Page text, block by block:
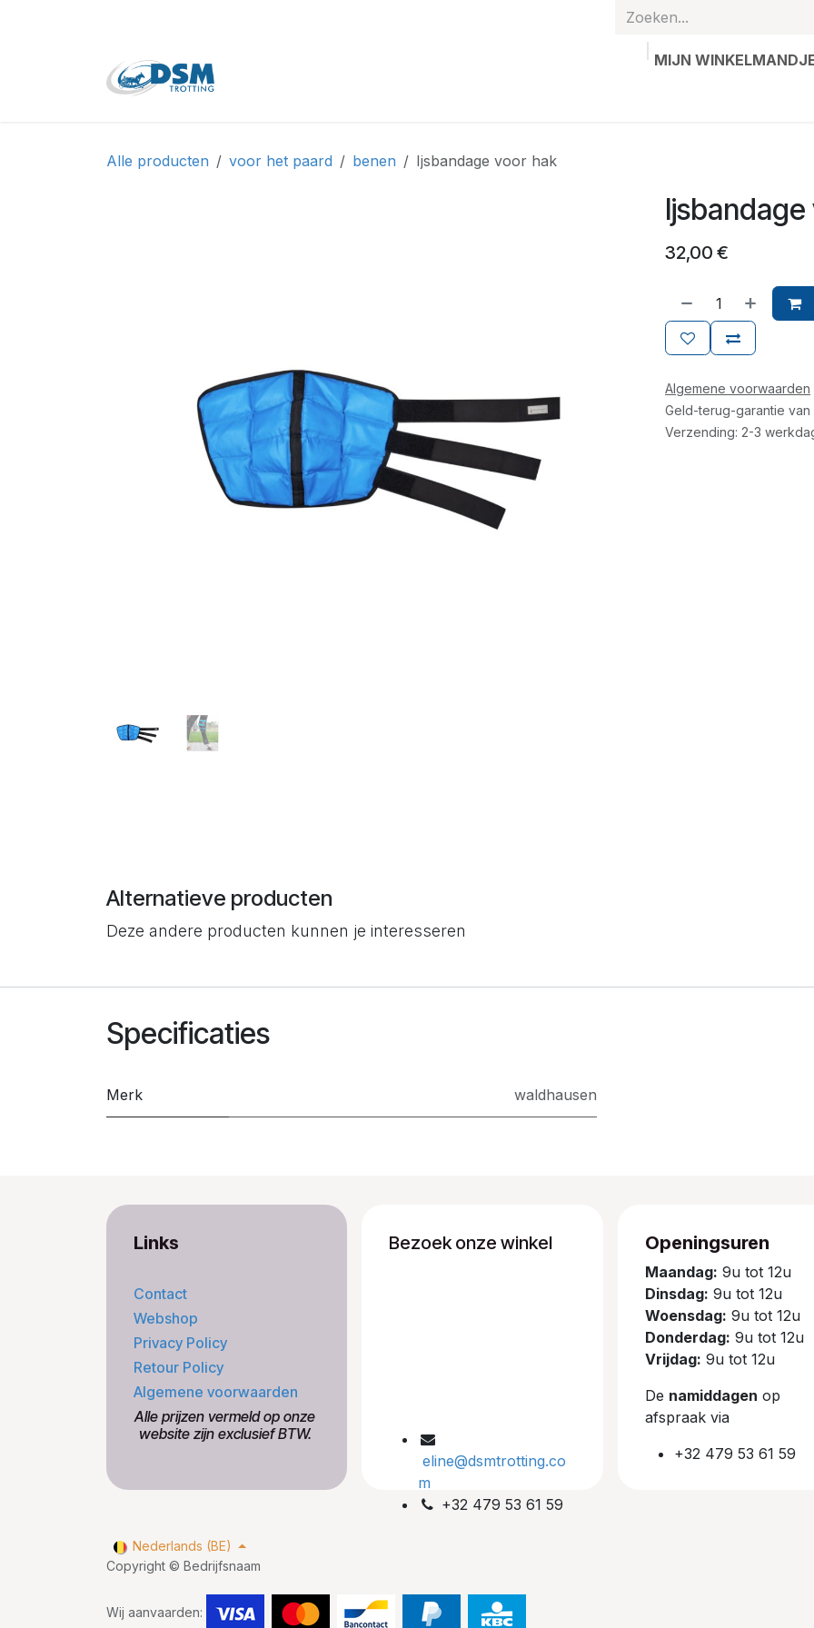
MIJN
Alle producten voor het paard benen Ijsbandage voor hak
32,00 €
Algemene voorwaarden
Geld-terug-garantie van
Verzending: 2-3
Alternatieve producten
Deze andere producten kunnen je interesseren
Specificaties
Merk waldhausen
Links
Contact
Webshop
Privacy Policy
Retour Policy
Algemene voorwaarden
​Alle prijzen vermeld op onze
​website zijn exclusief BTW.
Bezoek onze winkel
eline@dsmtrotting.co
m
+32 479 53 61 59
Openingsuren
Maandag: 9u tot 12u
Dinsdag: 9u tot 12u
Woensdag: 9u tot 12u
Donderdag: 9u tot 12u
Vrijdag: 9u tot 12u
De namiddagen op
afspraak via
+32 479 53 61 59
Copyright © Bedrijfsnaam
Wij aanvaarden:
Nederlands (BE)